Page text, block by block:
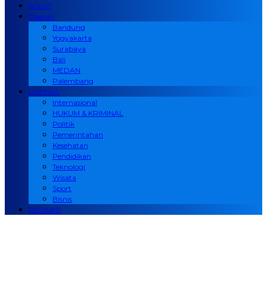
SULUT
Daerah
Bandung
Yogyakarta
Surabaya
Bali
MEDAN
Palembang
LAINNYA
Internasional
HUKUM & KRIMINAL
Politik
Pemerintahan
Kesehatan
Pendidikan
Teknologi
Wisata
Sport
Bisnis
REDAKSI